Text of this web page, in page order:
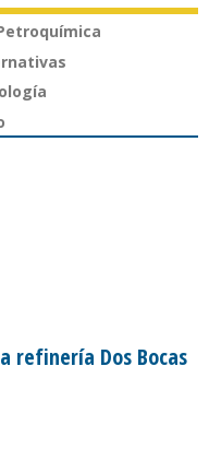
refinería Dos Bocas